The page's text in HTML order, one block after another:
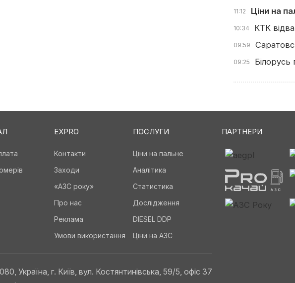
11:12 Ціни на
10:34 КТК
09:59
09:25
EXPRO
Контакти
Заходи
«АЗС року»
Про нас
Реклама
Умови використання
ПОСЛУГИ
Ціни на пальне
Аналітика
Статистика
Дослідження
DIESEL DDP
Ціни на АЗС
Україна, г. Київ, вул. Костянтинівська, 59/5, офіс 37
ПАРТНЕРИ